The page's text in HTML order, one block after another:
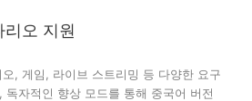
오 지원
, 게임, 라이브 스트리밍 등 다양한 요구
독자적인 향상 모드를 통해 중국어 버전